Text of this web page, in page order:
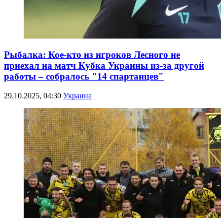
Рыбалка: Кое-кто из игроков Лесного не
приехал на матч Кубка Украины из-за другой
работы – собралось "14 спартанцев"
29.10.2025, 04:30 Украина